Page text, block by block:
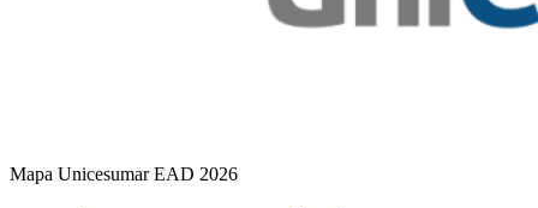
Mapa Unicesumar EAD 2026